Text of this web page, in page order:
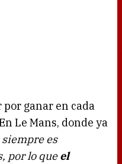
por ganar en cada
Le Mans, donde ya
es
por lo queel